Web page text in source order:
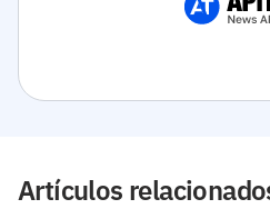
Artículos